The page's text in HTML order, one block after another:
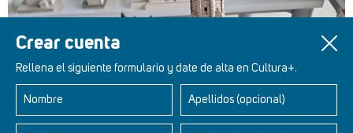
Crear cuenta
Rellena el siguiente formulario y date de alta en Cultura+.
Nombre Apellidos (opcional)